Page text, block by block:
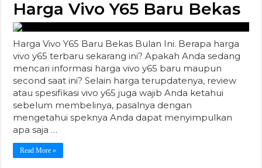
Harga Vivo Y65 Baru Bekas
Harga Vivo Y65 Baru Bekas Bulan Ini. Berapa harga
vivo y65 terbaru sekarang ini? Apakah Anda sedang
mencari informasi harga vivo y65 baru maupun
second saat ini? Selain harga terupdatenya, review
atau spesifikasi vivo y65 juga wajib Anda ketahui
sebelum membelinya, pasalnya dengan
mengetahui speknya Anda dapat menyimpulkan
apa saja …
Read More »